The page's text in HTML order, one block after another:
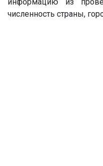
численность страны,